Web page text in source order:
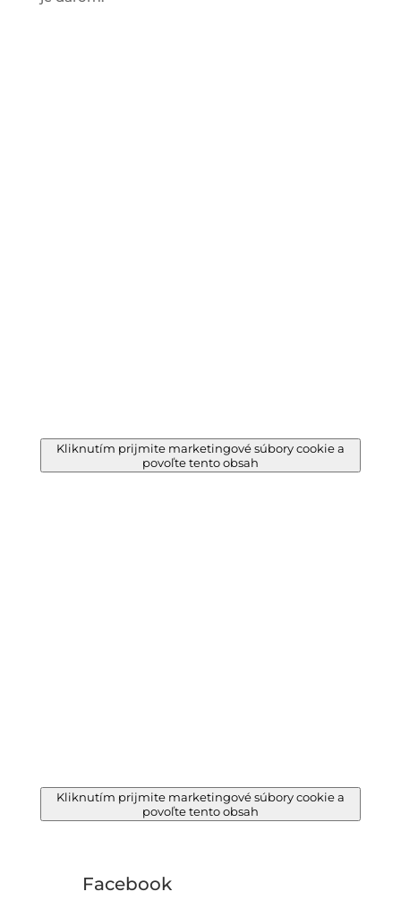
Kliknutím prijmite marketingové súbory cookie a
povoľte tento obsah
Kliknutím prijmite marketingové súbory cookie a
povoľte tento obsah
Facebook